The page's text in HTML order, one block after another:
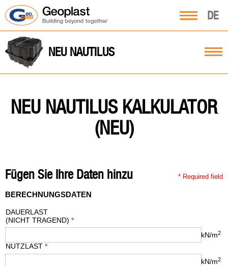
DE
NEU NAUTILUS
NEU NAUTILUS KALKULATOR
(NEU)
Fügen Sie Ihre Daten hinzu * Required field
BERECHNUNGSDATEN
DAUERLAST
(NICHT TRAGEND) *
kN/m2
NUTZLAST *
kN/m2